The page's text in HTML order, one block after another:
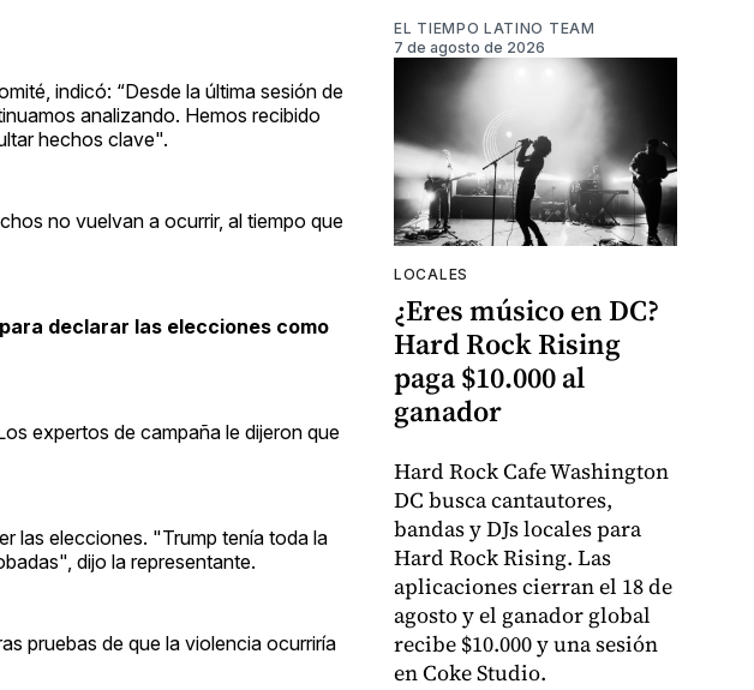
indicó: “Desde la última sesión de
analizando. Hemos recibido
hechos clave".
no vuelvan a ocurrir, al tiempo que
declarar las elecciones como
expertos de campaña le dijeron que
las elecciones. "Trump tenía toda la
dijo la representante.
pruebas de que la violencia ocurriría
EL TIEMPO LATINO TEAM
7 de agosto de 2026
LOCALES
¿Eres músico en DC?
Hard Rock Rising
paga $10.000 al
ganador
Hard Rock Cafe Washington
DC busca cantautores,
bandas y DJs locales para
Hard Rock Rising. Las
aplicaciones cierran el 18 de
agosto y el ganador global
recibe $10.000 y una sesión
en Coke Studio.